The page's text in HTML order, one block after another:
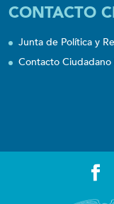
CONTACTO
Junta de Política y
Contacto Ciudadano